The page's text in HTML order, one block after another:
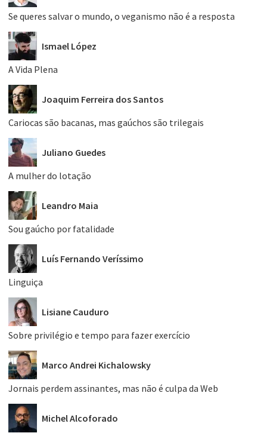
Se queres salvar o mundo, o veganismo não é a resposta
Ismael López
A Vida Plena
Joaquim Ferreira dos Santos
Cariocas são bacanas, mas gaúchos são trilegais
Juliano Guedes
A mulher do lotação
Leandro Maia
Sou gaúcho por fatalidade
Luís Fernando Veríssimo
Linguiça
Lisiane Cauduro
Sobre privilégio e tempo para fazer exercício
Marco Andrei Kichalowsky
Jornais perdem assinantes, mas não é culpa da Web
Michel Alcoforado